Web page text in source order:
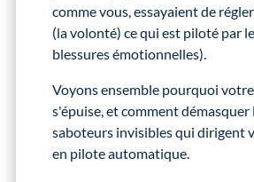
comme vous, essayaient de
(la volonté) ce qui est piloté par
blessures émotionnelles).
Voyons ensemble pourquoi
s'épuise, et comment démasquer
saboteurs invisibles qui dirigent
en pilote automatique.